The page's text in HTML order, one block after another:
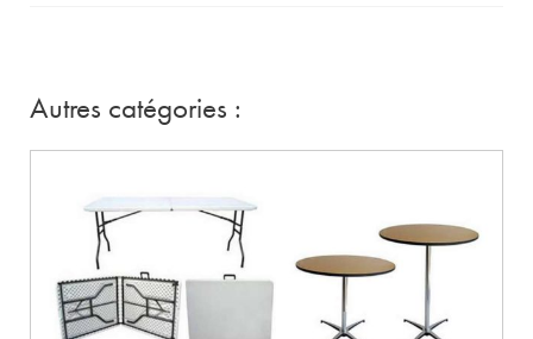
Autres catégories :